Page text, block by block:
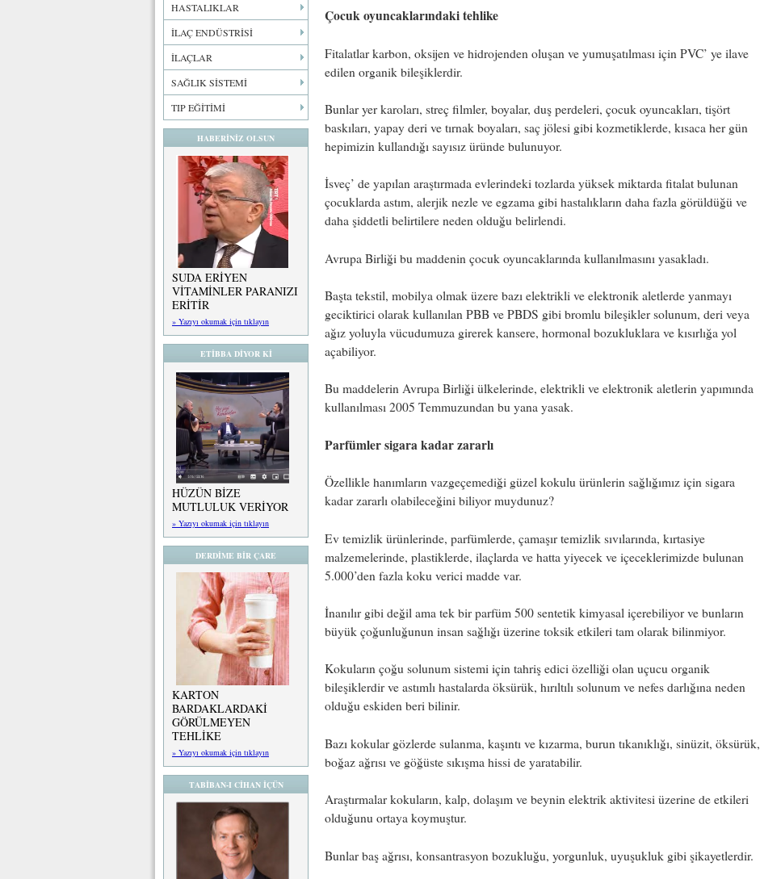
HASTALIKLAR
İLAÇ ENDÜSTRİSİ
İLAÇLAR
SAĞLIK SİSTEMİ
TIP EĞİTİMİ
HABERİNİZ OLSUN
SUDA ERİYEN
VİTAMİNLER PARANIZI
ERİTİR
» Yazıyı okumak için tıklayın
ETİBBA DİYOR Kİ
HÜZÜN BİZE
MUTLULUK VERİYOR
» Yazıyı okumak için tıklayın
DERDİME BİR ÇARE
KARTON
BARDAKLARDAKİ
GÖRÜLMEYEN
TEHLİKE
» Yazıyı okumak için tıklayın
TABİBAN-I CİHAN İÇÜN
Çocuk oyuncaklarındaki tehlike
Fitalatlar karbon, oksijen ve hidrojenden oluşan ve yumuşatılması için PVC’ ye ilave
edilen organik bileşiklerdir.
Bunlar yer karoları, streç filmler, boyalar, duş perdeleri, çocuk oyuncakları, tişört
baskıları, yapay deri ve tırnak boyaları, saç jölesi gibi kozmetiklerde, kısaca her gün
hepimizin kullandığı sayısız üründe bulunuyor.
İsveç’ de yapılan araştırmada evlerindeki tozlarda yüksek miktarda fitalat bulunan
çocuklarda astım, alerjik nezle ve egzama gibi hastalıkların daha fazla görüldüğü ve
daha şiddetli belirtilere neden olduğu belirlendi.
Avrupa Birliği bu maddenin çocuk oyuncaklarında kullanılmasını yasakladı.
Başta tekstil, mobilya olmak üzere bazı elektrikli ve elektronik aletlerde yanmayı
geciktirici olarak kullanılan PBB ve PBDS gibi bromlu bileşikler solunum, deri veya
ağız yoluyla vücudumuza girerek kansere, hormonal bozukluklara ve kısırlığa yol
açabiliyor.
Bu maddelerin Avrupa Birliği ülkelerinde, elektrikli ve elektronik aletlerin yapımında
kullanılması 2005 Temmuzundan bu yana yasak.
Parfümler sigara kadar zararlı
Özellikle hanımların vazgeçemediği güzel kokulu ürünlerin sağlığımız için sigara
kadar zararlı olabileceğini biliyor muydunuz?
Ev temizlik ürünlerinde, parfümlerde, çamaşır temizlik sıvılarında, kırtasiye
malzemelerinde, plastiklerde, ilaçlarda ve hatta yiyecek ve içeceklerimizde bulunan
5.000’den fazla koku verici madde var.
İnanılır gibi değil ama tek bir parfüm 500 sentetik kimyasal içerebiliyor ve bunların
büyük çoğunluğunun insan sağlığı üzerine toksik etkileri tam olarak bilinmiyor.
Kokuların çoğu solunum sistemi için tahriş edici özelliği olan uçucu organik
bileşiklerdir ve astımlı hastalarda öksürük, hırıltılı solunum ve nefes darlığına neden
olduğu eskiden beri bilinir.
Bazı kokular gözlerde sulanma, kaşıntı ve kızarma, burun tıkanıklığı, sinüzit, öksürük,
boğaz ağrısı ve göğüste sıkışma hissi de yaratabilir.
Araştırmalar kokuların, kalp, dolaşım ve beynin elektrik aktivitesi üzerine de etkileri
olduğunu ortaya koymuştur.
Bunlar baş ağrısı, konsantrasyon bozukluğu, yorgunluk, uyuşukluk gibi şikayetlerdir.